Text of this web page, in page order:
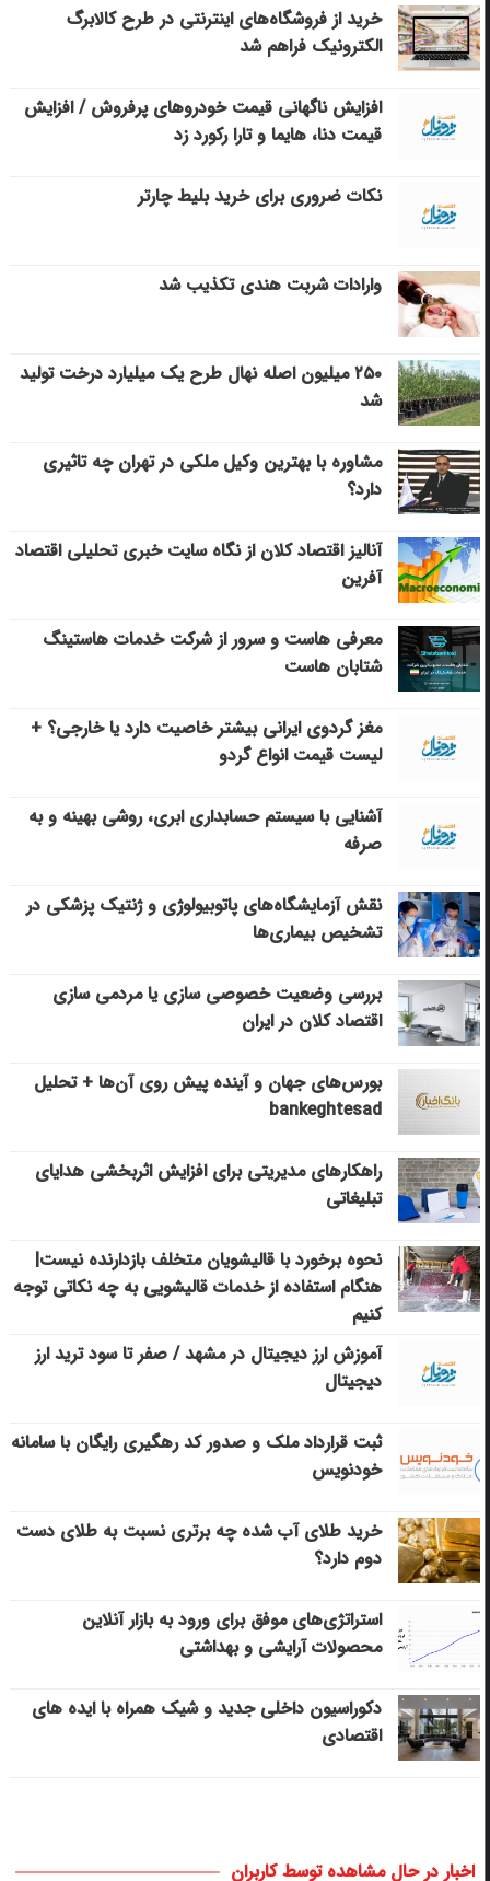
خرید از فروشگاه‌های اینترنتی در طرح کالابرگ
الکترونیک فراهم شد
افزایش ناگهانی قیمت خودروهای پرفروش / افزایش
قیمت دنا، هایما و تارا رکورد زد
نکات ضروری برای خرید بلیط چارتر
وارادات شربت هندی تکذیب شد
۲۵۰ میلیون اصله نهال طرح یک میلیارد درخت تولید
شد
مشاوره با بهترین وکیل ملکی در تهران چه تاثیری
دارد؟
آنالیز اقتصاد کلان از نگاه سایت خبری تحلیلی اقتصاد
آفرین
معرفی هاست و سرور از شرکت خدمات هاستینگ
شتابان هاست
مغز گردوی ایرانی بیشتر خاصیت دارد یا خارجی؟ +
لیست قیمت انواع گردو
آشنایی با سیستم حسابداری ابری، روشی بهینه و به
صرفه
نقش آزمایشگاه‌های پاتوبیولوژی و ژنتیک پزشکی در
تشخیص بیماری‌ها
بررسی وضعیت خصوصی سازی یا مردمی سازی
اقتصاد کلان در ایران
بورس‌های جهان و آینده پیش روی آن‌ها + تحلیل
bankeghtesad
راهکارهای مدیریتی برای افزایش اثربخشی هدایای
تبلیغاتی
نحوه برخورد با قالیشویان متخلف بازدارنده نیست|
هنگام استفاده از خدمات قالیشویی به چه نکاتی توجه
کنیم
آموزش ارز دیجیتال در مشهد / صفر تا سود ترید ارز
دیجیتال
ثبت قرارداد ملک و صدور کد رهگیری رایگان با سامانه
خودنویس
خرید طلای آب شده چه برتری نسبت به طلای دست
دوم دارد؟
استراتژی‌های موفق برای ورود به بازار آنلاین
محصولات آرایشی و بهداشتی
دکوراسیون داخلی جدید و شیک همراه با ایده های
اقتصادی
اخبار در حال مشاهده توسط کاربران